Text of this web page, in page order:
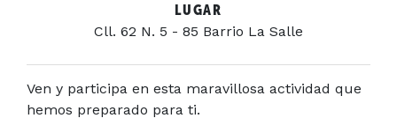
LUGAR
Cll. 62 N. 5 - 85 Barrio La Salle
Ven y participa en esta maravillosa actividad que
hemos preparado para ti.